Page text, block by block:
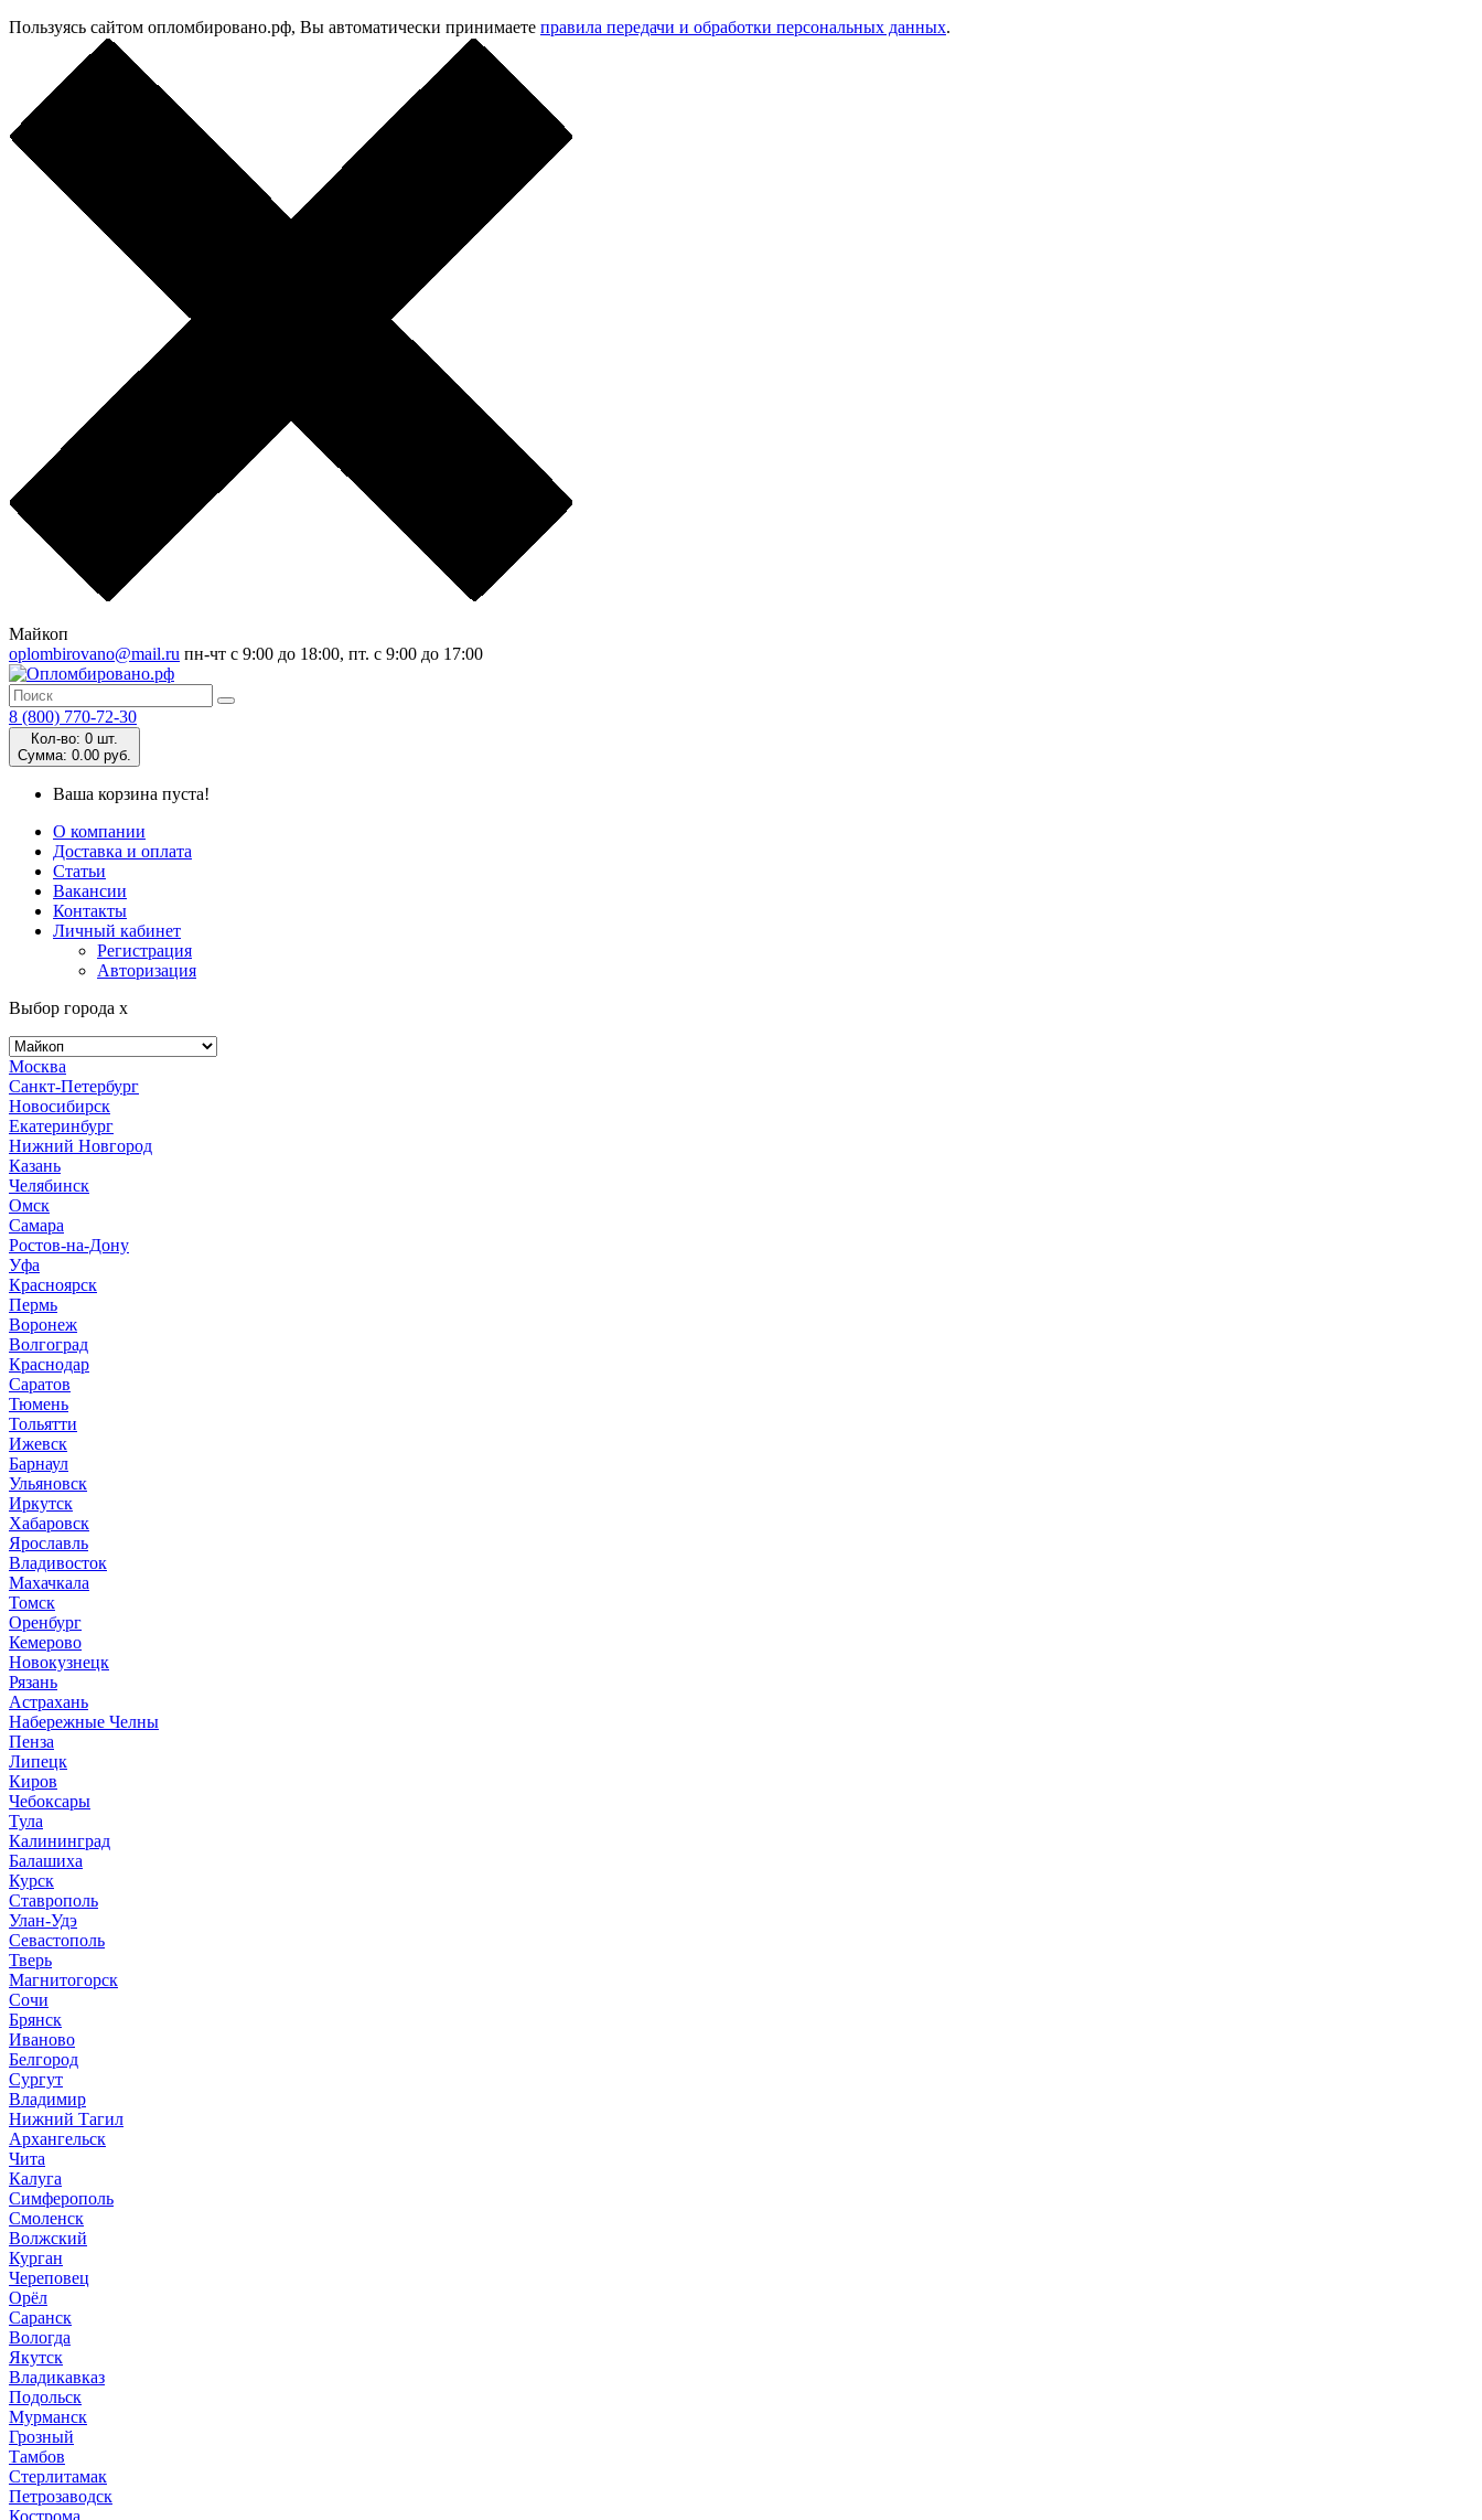
Пользуясь сайтом опломбировано.рф, Вы автоматически принимаете правила передачи и обработки персональных данных.
Майкоп
oplombirovano@mail.ru пн-чт с 9:00 до 18:00, пт. с 9:00 до 17:00
8 (800) 770-72-30
Кол-во: 0 шт.
Cумма: 0.00 руб.
Ваша корзина пуста!
О компании
Доставка и оплата
Статьи
Вакансии
Контакты
Личный кабинет
Регистрация
Авторизация
Выбор города x
Москва
Санкт-Петербург
Новосибирск
Екатеринбург
Нижний Новгород
Казань
Челябинск
Омск
Самара
Ростов-на-Дону
Уфа
Красноярск
Пермь
Воронеж
Волгоград
Краснодар
Саратов
Тюмень
Тольятти
Ижевск
Барнаул
Ульяновск
Иркутск
Хабаровск
Ярославль
Владивосток
Махачкала
Томск
Оренбург
Кемерово
Новокузнецк
Рязань
Астрахань
Набережные Челны
Пенза
Липецк
Киров
Чебоксары
Тула
Калининград
Балашиха
Курск
Ставрополь
Улан-Удэ
Севастополь
Тверь
Магнитогорск
Сочи
Брянск
Иваново
Белгород
Сургут
Владимир
Нижний Тагил
Архангельск
Чита
Калуга
Симферополь
Смоленск
Волжский
Курган
Череповец
Орёл
Саранск
Вологда
Якутск
Владикавказ
Подольск
Мурманск
Грозный
Тамбов
Стерлитамак
Петрозаводск
Кострома